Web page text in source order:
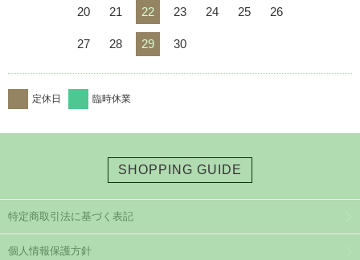
20 21 22 23 24 25 26
27 28 29 30
定休日 臨時休業
SHOPPING GUIDE
特定商取引法に基づく表記
個人情報保護方針